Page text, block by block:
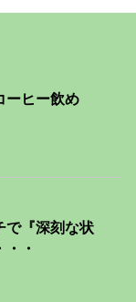
ーヒー飲め
で『深刻な状
・